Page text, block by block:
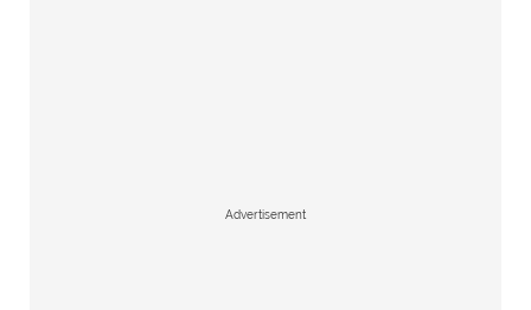
Advertisement